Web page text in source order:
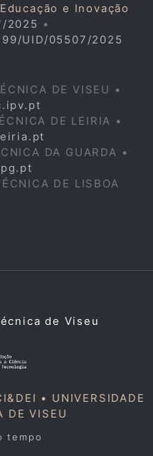
e Inovação
2025 •
UID/05507/2025
DE VISEU •
DE LEIRIA •
DA GUARDA •
DE LISBOA
• UNIVERSIDADE
DE VISEU
tempo